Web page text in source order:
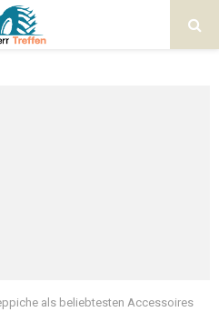
als beliebtesten Accessoires